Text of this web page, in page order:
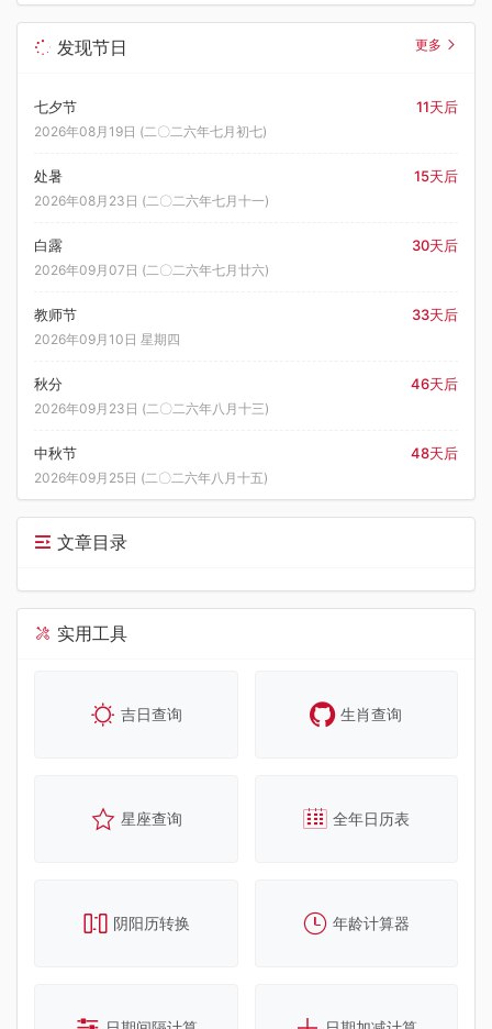
发现节日 更多
七夕节 11天后
2026年08月19日 (二〇二六年七月初七)
处暑 15天后
2026年08月23日 (二〇二六年七月十一)
白露 30天后
2026年09月07日 (二〇二六年七月廿六)
教师节 33天后
2026年09月10日 星期四
秋分 46天后
2026年09月23日 (二〇二六年八月十三)
中秋节 48天后
2026年09月25日 (二〇二六年八月十五)
文章目录
实用工具
吉日查询 生肖查询
星座查询 全年日历表
阴阳历转换 年龄计算器